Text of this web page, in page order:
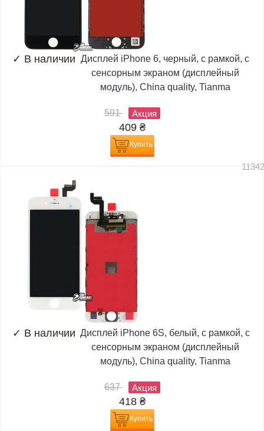
✓ В наличии Дисплей iPhone 6, черный, с рамкой, с
сенсорным экраном (дисплейный
модуль), China quality, Tianma
591 Акция
409 ₴
Купить
✓ В наличии Дисплей iPhone 6S, белый, с рамкой, с
сенсорным экраном (дисплейный
модуль), China quality, Tianma
637 Акция
418 ₴
Купить